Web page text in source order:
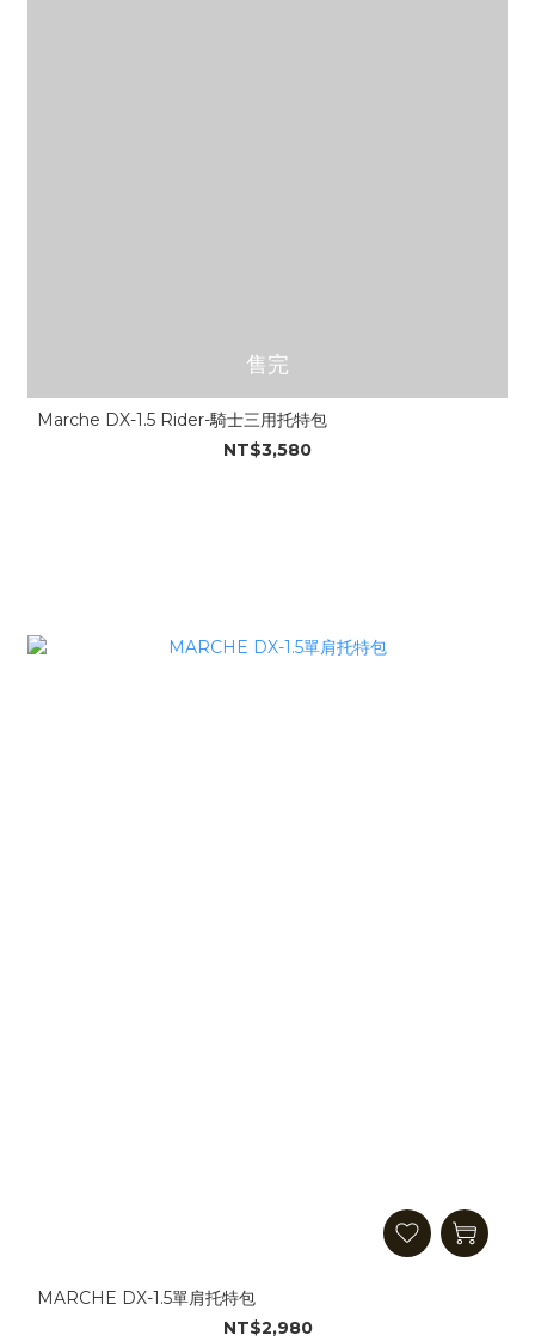
售完
Marche DX-1.5 Rider-騎士三用托特包
NT$3,580
MARCHE DX-1.5單肩托特包
NT$2,980